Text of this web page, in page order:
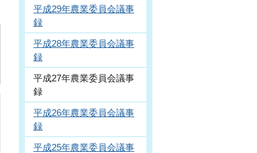
平成29年農業委員会議事
録
平成28年農業委員会議事
録
平成27年農業委員会議事
録
平成26年農業委員会議事
録
平成25年農業委員会議事